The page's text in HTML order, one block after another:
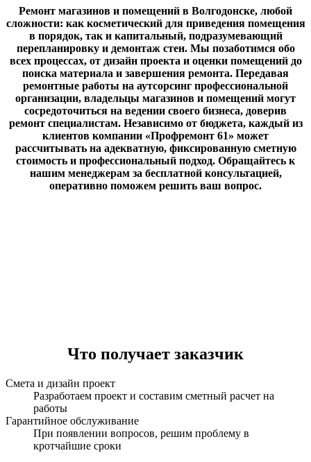
Ремонт магазинов и помещений в Волгодонске, любой
сложности: как косметический для приведения помещения
в порядок, так и капитальный, подразумевающий
перепланировку и демонтаж стен. Мы позаботимся обо
всех процессах, от дизайн проекта и оценки помещений до
поиска материала и завершения ремонта. Передавая
ремонтные работы на аутсорсинг профессиональной
организации, владельцы магазинов и помещений могут
сосредоточиться на ведении своего бизнеса, доверив
ремонт специалистам. Независимо от бюджета, каждый из
клиентов компании «Профремонт 61» может
рассчитывать на адекватную, фиксированную сметную
стоимость и профессиональный подход. Обращайтесь к
нашим менеджерам за бесплатной консультацией,
оперативно поможем решить ваш вопрос.
Что получает заказчик
Смета и дизайн проект
Разработаем проект и составим сметный расчет на
работы
Гарантийное обслуживание
При появлении вопросов, решим проблему в
кротчайшие сроки